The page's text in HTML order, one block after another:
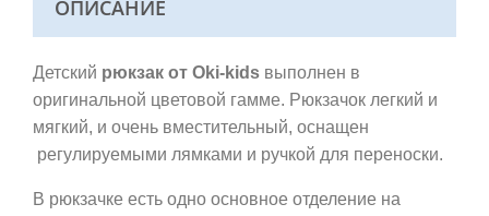
ОПИСАНИЕ
Детский рюкзак от Oki-kids выполнен в
оригинальной цветовой гамме. Рюкзачок легкий и
мягкий, и очень вместительный, оснащен
регулируемыми лямками и ручкой для переноски.
В рюкзачке есть одно основное отделение на